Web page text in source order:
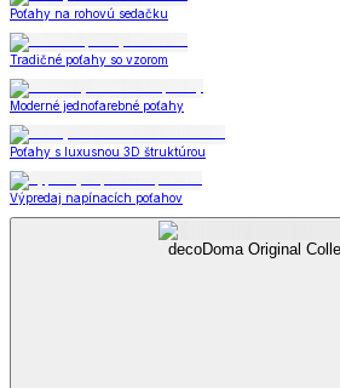
Poťahy na rohovú sedačku
Tradičné poťahy so vzorom
Moderné jednofarebné poťahy
Poťahy s luxusnou 3D štruktúrou
Výpredaj napínacích poťahov
decoDoma Original